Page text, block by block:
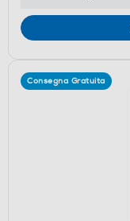
Consegna Gratuita